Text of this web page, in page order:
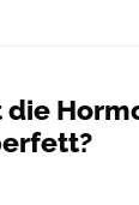
die